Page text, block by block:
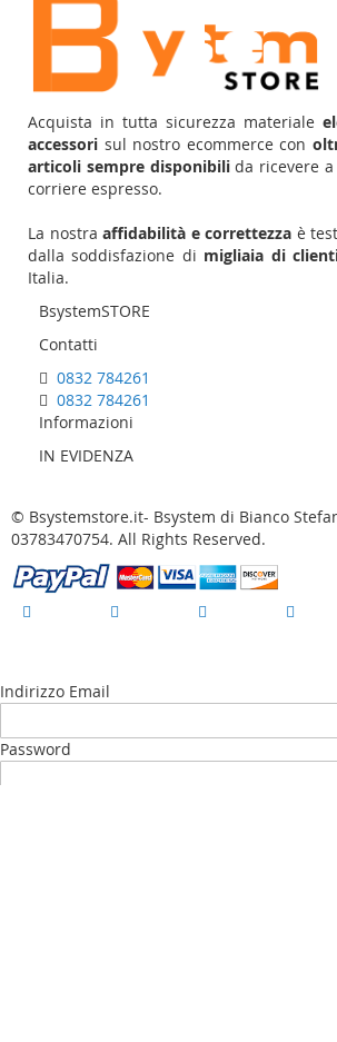
Acquista in tutta sicurezza materiale
accessori sul nostro ecommerce con
articoli sempre disponibilida ricevere a
corriere espresso.
La nostraaffidabilità e correttezza è
dalla soddisfazione di migliaia di
Italia.
BsystemSTORE
Contatti
0832 784261
0832 784261
Informazioni
IN EVIDENZA
© Bsystemstore.it- Bsystem di Bianco
03783470754. All Rights Reserved.
Indirizzo Email
Password